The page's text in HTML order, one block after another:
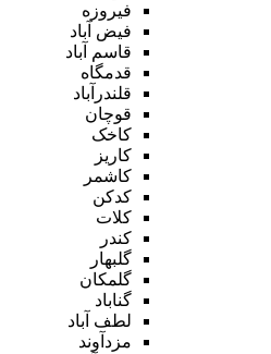
فیروزه
فیض آباد
قاسم آباد
قدمگاه
قلندرآباد
قوچان
کاخک
کاریز
کاشمر
کدکن
کلات
کندر
گلبهار
گلمکان
گناباد
لطف آباد
مزدآوند